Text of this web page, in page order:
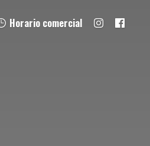
Horario comercial